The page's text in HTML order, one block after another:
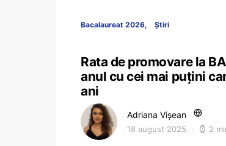
Bacalaureat 2026 Știri
Rata de promovare la
anul cu cei mai puțini
ani
Adriana Vișean
18 august 2025 2